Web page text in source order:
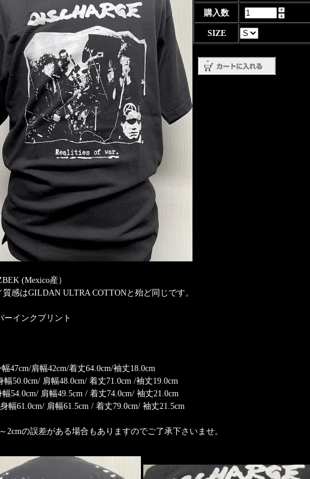
購入数
SIZE
(Mexico産）
感はGILDAN ULTRA COTTONと殆ど同じです。
ーインクプリント
47cm/肩幅42cm/着丈64.0cm/袖丈18.0cm
幅50.0cm/ 肩幅48.0cm/ 着丈71.0cm /袖丈19.0cm
54.0cm/ 肩幅49.5cm / 着丈74.0cm/ 袖丈21.0cm
幅61.0cm/ 肩幅61.5cm / 着丈79.0cm/ 袖丈21.5cm
2cmの誤差がある場合もありますのでご了承下さいませ。